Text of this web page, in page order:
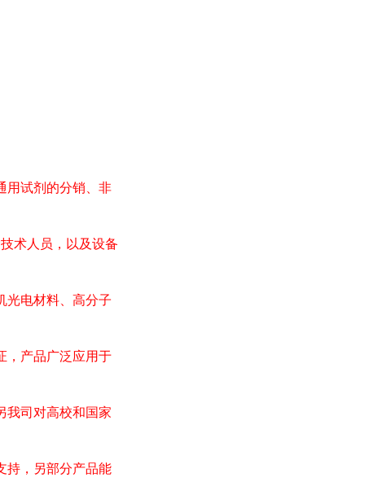
用试剂的分销、非
术人员，以及设备
光电材料、高分子
，产品广泛应用于
我司对高校和国家
持，另部分产品能